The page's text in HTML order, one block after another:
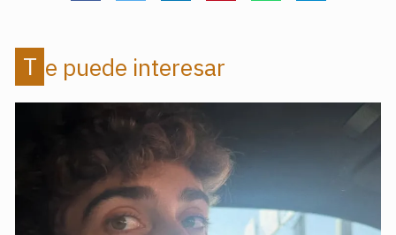
Te puede interesar